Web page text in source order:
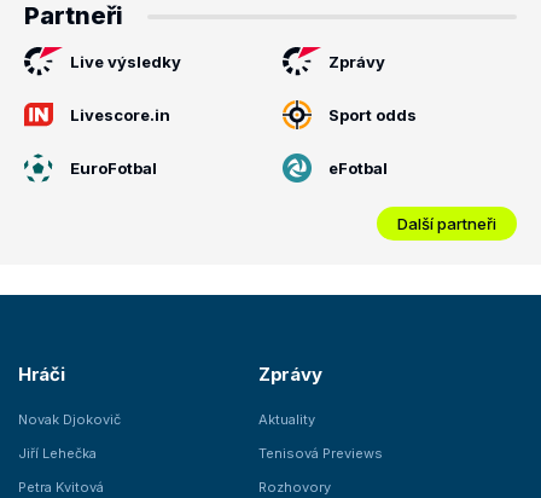
Partneři
Live výsledky Zprávy
Livescore.in Sport odds
EuroFotbal eFotbal
Další partneři
Hráči
Novak Djokovič
Jiří Lehečka
Petra Kvitová
Zprávy
Aktuality
Tenisová Previews
Rozhovory